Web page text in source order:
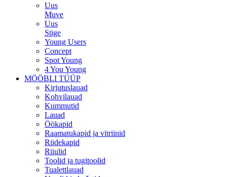
Uus
Muve
Uus
Stige
Young Users
Concept
Spot Young
4 You Young
MÖÖBLI TÜÜP
Kirjutuslauad
Kohvilauad
Kummutid
Lauad
Öökapid
Raamatukapid ja vitriinid
Riidekapid
Riiulid
Toolid ja tugitoolid
Tualettlauad